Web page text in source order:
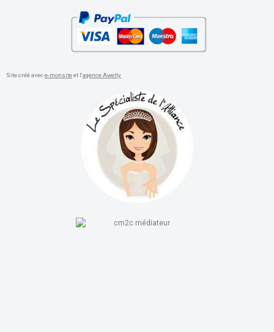
Site créé avece-monsiteet l'agence Awelty